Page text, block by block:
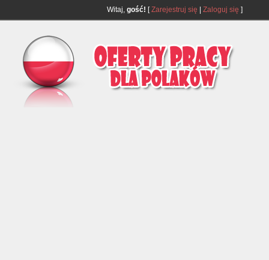
Witaj, gość! [Zarejestruj się Zaloguj się ]